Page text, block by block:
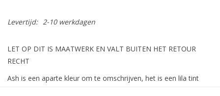
Levertijd: 2-10 werkdagen
LET OP DIT IS MAATWERK EN VALT BUITEN HET RETOUR
RECHT
Ash is een aparte kleur om te omschrijven, het is een lila tint